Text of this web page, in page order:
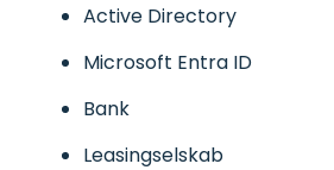
Active Directory
Microsoft Entra ID
Bank
Leasingselskab